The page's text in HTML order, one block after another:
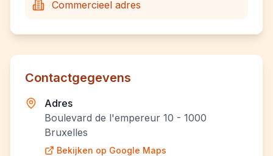
Commercieel adres
Contactgegevens
Adres
Boulevard de l'empereur 10 - 1000
Bruxelles
Bekijken op Google Maps